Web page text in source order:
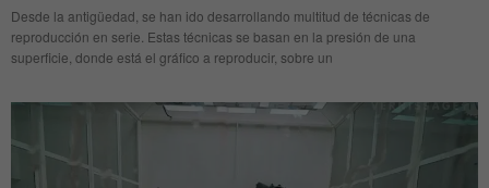
Desde la antigüedad, se han ido desarrollando multitud de técnicas de
reproducción en serie. Estas técnicas se basan en la presión de una
superficie, donde está el gráfico a reproducir, sobre un